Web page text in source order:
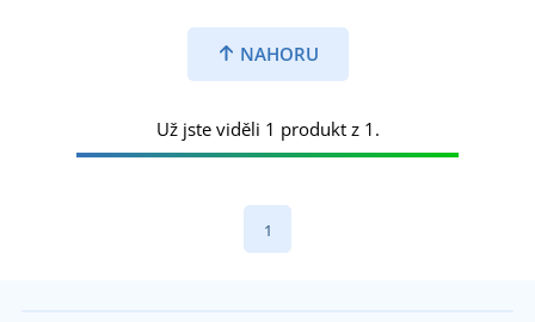
NAHORU
Už jste viděli 1 produkt z 1.
1